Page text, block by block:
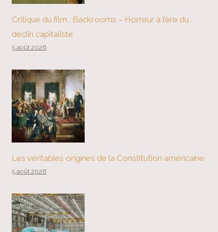
Critique du film : Backrooms – Horreur à l’ère du
déclin capitaliste
5 août 2026
Les véritables origines de la Constitution américaine
5 août 2026